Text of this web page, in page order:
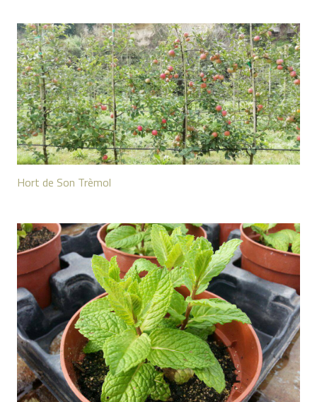
Hort de Son Trèmol